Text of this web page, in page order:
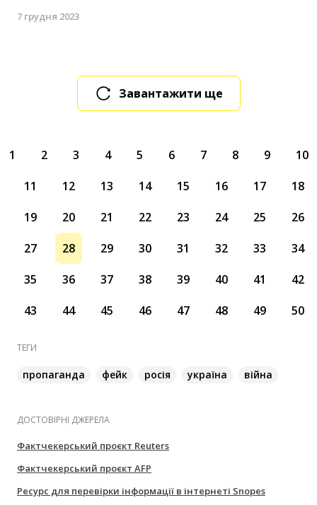
7 грудня 2023
Завантажити ще
1 2 3 4 5 6 7 8 9
10
11
12 13 14 15 16 17
18
19
20 21 22 23 24 25
26
27
28 29 30 31 32 33
34
35
36 37 38 39 40 41
42
43
44 45 46 47 48 49 50
ТЕГИ
пропаганда фейк росія україна війна
ДОСТОВІРНІ ДЖЕРЕЛА
Фактчекерський проєкт Reuters
Фактчекерський проєкт AFP
Ресурс для перевірки інформації в інтернеті Snopes